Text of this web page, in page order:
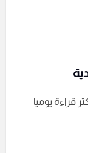
قراءة يوميا